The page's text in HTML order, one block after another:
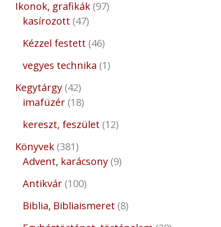
Ikonok, grafikák 97
kasírozott 47
Kézzel festett 46
vegyes technika 1
Kegytárgy 42
imafüzér 18
kereszt, feszület 12
Könyvek 381
Advent, karácsony 9
Antikvár 100
Biblia, Bibliaismeret 8